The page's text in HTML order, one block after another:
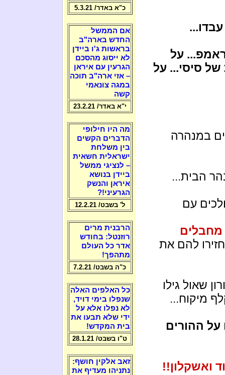
על
של סיסי... על
18 מחבלים במנהרה
הבית...
עם
להם את
שאול גילו
מיקוח...
על ההורים
ואשקלון!!
כ"א באדר/ 5.3.21
אם הממשל
החדש בארה"ב
בראשות ג'ו ביידן
לא ייסוג מהסכם
הגרעין עם איראן
– אזי ארה"ב תוכה
במגה צונאמי
קשה
י"א באדר/ 23.2.21
מה היו חילופי
הדברים הקשים
בין משלחת
ישראלית חשאית
– לנציגי ממשל
ביידן בנושא
איראן והנשק
הגרעיני!?
ל' בשבט/ 12.2.21
הרבנית מרים
רוזנטל: בחודש
אדר כל העולם
מתהפך!
כ"ה בשבט/ 7.2.21
כל האלפים האלה
שנפלו בימי דויד,
לא נפלו אלא על
ידי שלא תבעו את
בית המקדש!
ט"ו בשבט/ 28.1.21
זאב אלקין חושף:
נתניהו מעדיף את